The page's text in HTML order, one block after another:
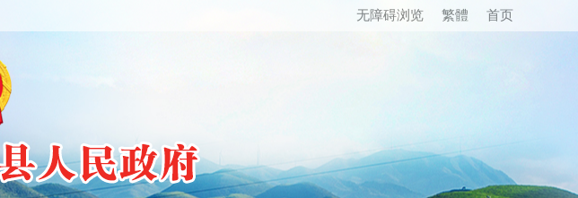
首页
繁體
无障碍浏览